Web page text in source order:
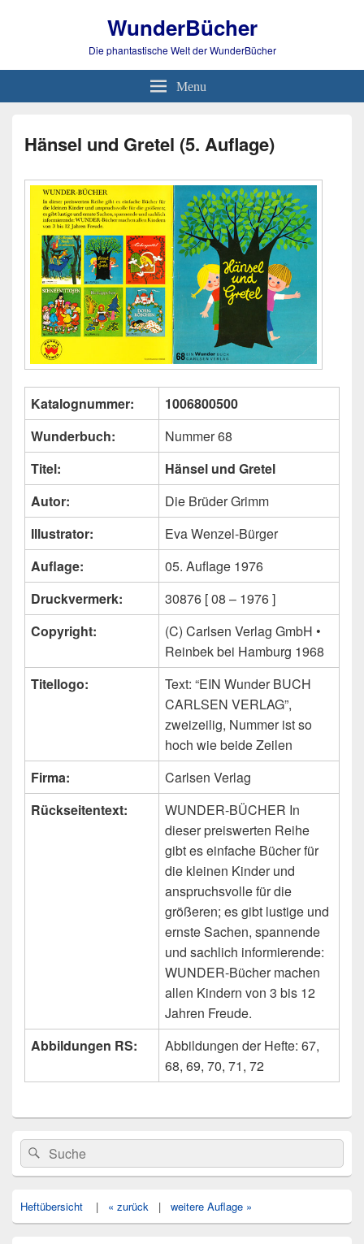
WunderBücher
Die phantastische Welt der WunderBücher
Menu
Hänsel und Gretel (5. Auflage)
Katalognummer:
1006800500
Wunderbuch:
Nummer 68
Titel:
Hänsel und Gretel
Autor:
Die Brüder Grimm
Illustrator:
Eva Wenzel-Bürger
Auflage:
05. Auflage 1976
Druckvermerk:
30876 [ 08 – 1976 ]
Copyright:
(C) Carlsen Verlag GmbH •
Reinbek bei Hamburg 1968
Titellogo:
Text: “EIN Wunder BUCH
CARLSEN VERLAG”,
zweizeilig, Nummer ist so
hoch wie beide Zeilen
Firma:
Carlsen Verlag
Rückseitentext:
WUNDER-BÜCHER In
dieser preiswerten Reihe
gibt es einfache Bücher für
die kleinen Kinder und
anspruchsvolle für die
größeren; es gibt lustige und
ernste Sachen, spannende
und sachlich informierende:
WUNDER-Bücher machen
allen Kindern von 3 bis 12
Jahren Freude.
Abbildungen RS:
Abbildungen der Hefte: 67,
68, 69, 70, 71, 72
Primärer
Seitenleisten
Widget-
Bereich
Search
for:
Suche
Heftübersicht | « zurück | weitere Auflage »